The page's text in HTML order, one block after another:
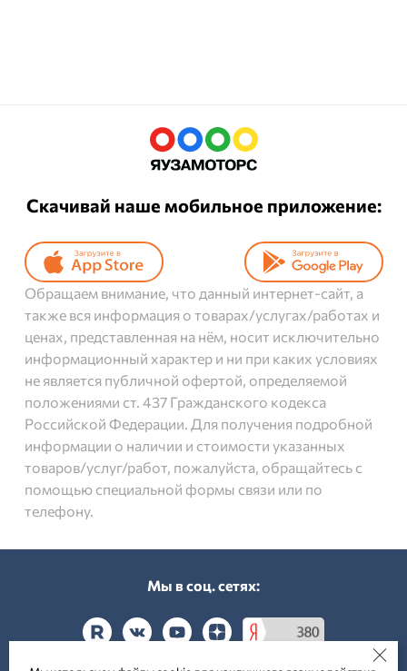
Скачивай наше мобильное приложение:
Обращаем внимание, что данный интернет-сайт, а
также вся информация о товарах/услугах/работах и
ценах, представленная на нём, носит исключительно
информационный характер и ни при каких условиях
не является публичной офертой, определяемой
положениями ст. 437 Гражданского кодекса
Российской Федерации. Для получения подробной
информации о наличии и стоимости указанных
товаров/услуг/работ, пожалуйста, обращайтесь с
помощью специальной формы связи или по
телефону.
Мы в соц. cетях: